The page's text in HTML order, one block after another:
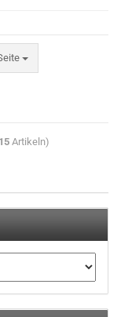
15Artikeln)